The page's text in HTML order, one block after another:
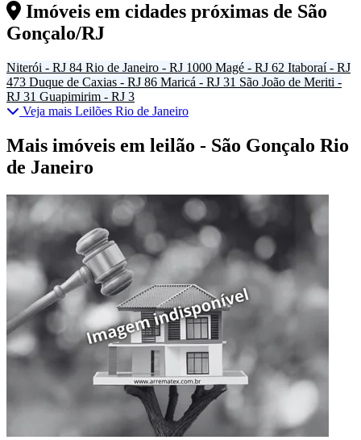
Imóveis em cidades próximas de São
Gonçalo/RJ
Niterói - RJ 84 Rio de Janeiro - RJ 1000 Magé - RJ 62 Itaboraí - RJ
473 Duque de Caxias - RJ 86 Maricá - RJ 31 São João de Meriti -
RJ 31 Guapimirim - RJ 3
Veja mais Leilões Rio de Janeiro
Mais imóveis em leilão - São Gonçalo Rio
de Janeiro